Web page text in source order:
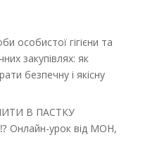
особистої гігієни та
закупівлях: як
безпечну і якісну
В ПАСТКУ
урок від МОН,